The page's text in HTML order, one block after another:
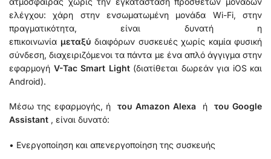
ελέγχου: χάρη στην ενσωματωμένη μονάδα Wi-Fi, στην
πραγματικότητα, είναι δυνατή η
επικοινωνία μεταξύ διαφόρων συσκευές χωρίς καμία φυσική
σύνδεση, διαχειριζόμενοι τα πάντα με ένα απλό άγγιγμα στην
εφαρμογή V-Tac Smart Light(διατίθεται δωρεάν για iOS και
Android).
Μέσω της εφαρμογής, ή του Amazon Alexa ή του Google
Assistant , είναι δυνατό:
• Ενεργοποίηση και απενεργοποίηση της συσκευής